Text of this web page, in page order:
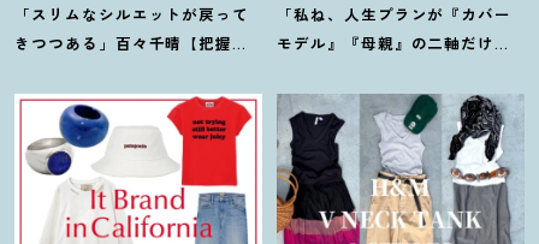
「スリムなシルエットが戻って
きつつある」百々千晴【把握し
て？
「私ね、人生プランが『カバー
モデル』『母親』の二軸だけな
き方】